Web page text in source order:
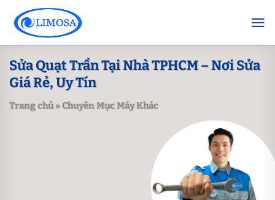
content
Sửa Quạt Trần Tại Nhà TPHCM – Nơi Sửa
Giá Rẻ, Uy Tín
Trang chủ»Chuyên Mục Máy Khác